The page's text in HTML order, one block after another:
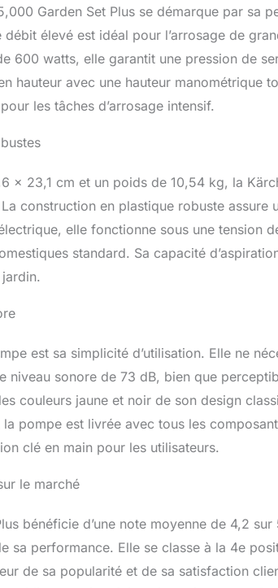
Garden Set Plus se démarque par sa
élevé est idéal pour l’arrosage de
600 watts, elle garantit une pression de
hauteur avec une hauteur manométrique
les tâches d’arrosage intensif.
x 23,1 cm et un poids de 10,54 kg, la
construction en plastique robuste
elle fonctionne sous une tension
standard. Sa capacité
est sa simplicité d’utilisation. Elle ne
niveau sonore de 73 dB, bien que
couleurs jaune et noir de son design
pompe est livrée avec tous les
clé en main pour les utilisateurs.
le marché
bénéficie d’une note moyenne de 4,2
sa performance. Elle se classe à la 4e
de sa popularité et de sa satisfaction